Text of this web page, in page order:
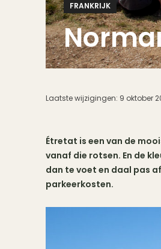
FRANKRIJK
Laatste wijzigingen: 9 oktober
Étretat is een van de
vanaf die rotsen. En de
dan te voet en daal pas
parkeerkosten.